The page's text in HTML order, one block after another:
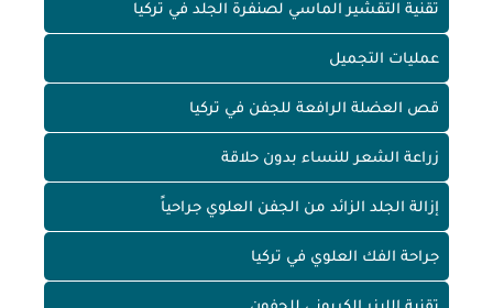
تقنية التقشير الماسي لصنفرة الجلد في تركيا
عمليات التجميل
قص العضلة الرافعة للجفن في تركيا
زراعة الشعر للنساء بدون حلاقة
إزالة الجلد الزائد من الجفن العلوي جراحياً
جراحة الفك العلوي في تركيا